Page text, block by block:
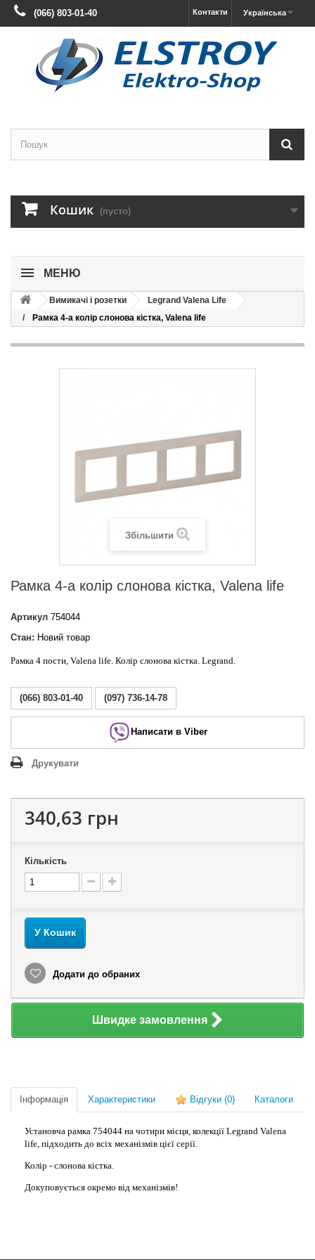
Українська
Контакти
(066) 803-01-40
Кошик (пусто)
МЕНЮ
Вимикачі і розетки
Legrand Valena Life
Рамка 4-а колір слонова кістка, Valena life
Збільшити
Рамка 4-а колір слонова кістка, Valena life
Артикул 754044
Стан: Новий товар
Рамка 4 пости, Valena life. Колір слонова кістка. Legrand.
(066) 803-01-40 (097) 736-14-78
Написати в Viber
Друкувати
340,63 грн
Кількість
У Кошик
Додати до обраних
Швидке замовлення
Інформація Характеристики Відгуки (0) Каталоги
Установча рамка 754044 на чотири місця, колекції Legrand Valena
life, підходить до всіх механізмів цієї серії.
Колір - слонова кістка.
Докуповується окремо від механізмів!